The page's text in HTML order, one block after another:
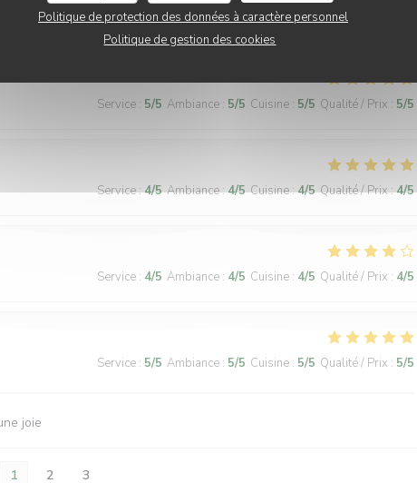
Politique de protection des données à caractère personnel
Politique de gestion des cookies
gentillesse et efficacité du service...un très bon moment
Service : 5/5 Ambiance : 5/5 Cuisine : 5/5 Qualité / Prix : 5/5
Service:4/5 Ambiance:4/5 Cuisine:4/5 Qualité / Prix:4/5
Service : 4/5 Ambiance : 4/5 Cuisine : 4/5 Qualité / Prix : 4/5
Service : 5/5 Ambiance : 5/5 Cuisine : 5/5 Qualité / Prix : 5/5
joie
1 2 3